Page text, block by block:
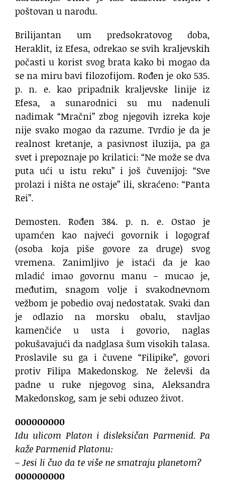
poštovan u narodu.
Brilijantan um predsokratovog doba,
Heraklit, iz Efesa, odrekao se svih kraljevskih
počasti u korist svog brata kako bi mogao da
se na miru bavi filozofijom. Rođen je oko 535.
p. n. e. kao pripadnik kraljevske linije iz
Efesa, a sunarodnici su mu nadenuli
nadimak “Mračni” zbog njegovih izreka koje
nije svako mogao da razume. Tvrdio je da je
realnost kretanje, a pasivnost iluzija, pa ga
svet i prepoznaje po krilatici: “Ne može se dva
puta ući u istu reku” i još čuvenijoj: “Sve
prolazi i ništa ne ostaje” ili, skraćeno: “Panta
Rei”.
Demosten. Rođen 384. p. n. e. Ostao je
upamćen kao najveći govornik i logograf
(osoba koja piše govore za druge) svog
vremena. Zanimljivo je istaći da je kao
mladić imao govornu manu – mucao je,
međutim, snagom volje i svakodnevnom
vežbom je pobedio ovaj nedostatak. Svaki dan
je odlazio na morsku obalu, stavljao
kamenčiće u usta i govorio, naglas
pokušavajući da nadglasa šum visokih talasa.
Proslavile su ga i čuvene “Filipike”, govori
protiv Filipa Makedonskog. Ne želevši da
padne u ruke njegovog sina, Aleksandra
Makedonskog, sam je sebi oduzeo život.
000000000
Idu ulicom Platon i disleksičan Parmenid. Pa
kaže Parmenid Platonu:
– Jesi li čuo da te više ne smatraju planetom?
000000000